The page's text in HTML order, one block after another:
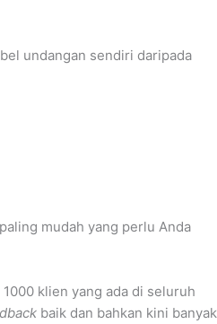
undangan sendiri daripada
mudah yang perlu Anda
klien yang ada di seluruh
baik dan bahkan kini banyak